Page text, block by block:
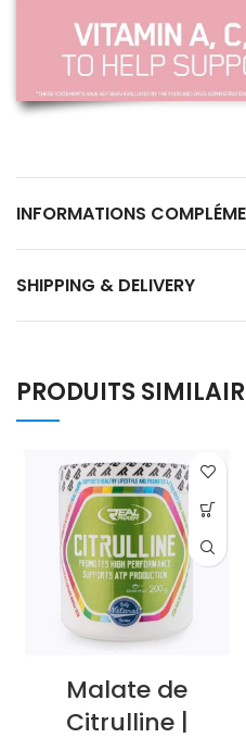
INFORMATIONS
SHIPPING & DELIVERY
PRODUITS
Malate de
Citrulline |